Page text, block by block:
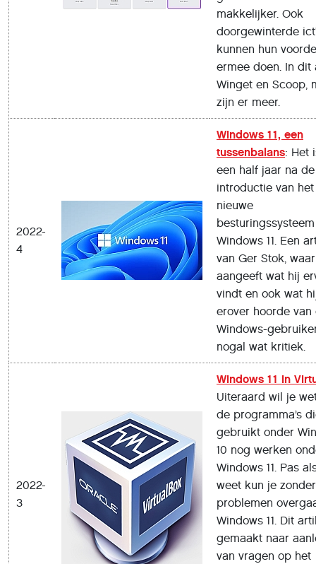
makkelijker. Ook
doorgewinterde
kunnen hun
ermee doen. In dit
Winget en Scoop,
zijn er meer.
2022-
4
Windows 11, een
tussenbalans: Het
een half jaar na de
introductie van het
nieuwe
besturingssysteem
Windows 11. Een
van Ger Stok,
aangeeft wat hij
vindt en ook wat
erover hoorde van
Windows-
nogal wat kritiek.
2022-
3
Windows 11 in
Uiteraard wil je
de programma’s
gebruikt onder
10 nog werken
Windows 11. Pas
weet kun je
problemen
Windows 11. Dit
gemaakt naar
van vragen op het